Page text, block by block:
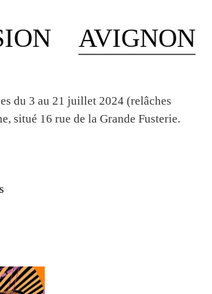
AVIGNON
du 3 au 21 juillet 2024 (relâches
situé 16 rue de la Grande Fusterie.